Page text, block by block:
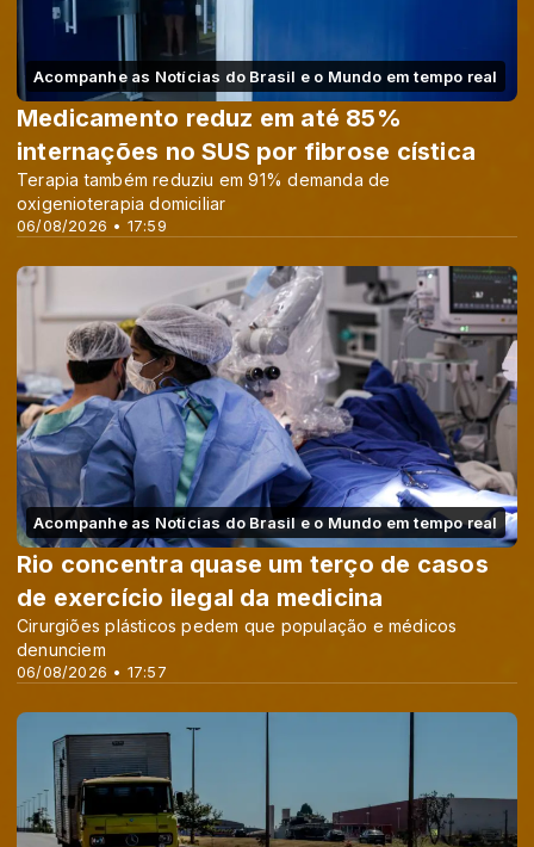
Acompanhe as Notícias do Brasil e o Mundo em tempo real
06/08/2026 • 17:59
Medicamento reduz em até 85%
internações no SUS por fibrose cística
Terapia também reduziu em 91% demanda de
oxigenioterapia domiciliar
Acompanhe as Notícias do Brasil e o Mundo em tempo real
06/08/2026 • 17:57
Rio concentra quase um terço de casos
de exercício ilegal da medicina
Cirurgiões plásticos pedem que população e médicos
denunciem